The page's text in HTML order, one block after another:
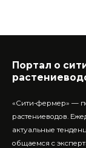
Портал о
«Сити-фермер» —
растениеводов.
актуальные
общаемся с